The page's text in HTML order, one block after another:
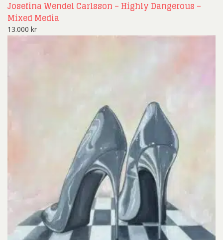
Josefina Wendel Carlsson – Highly Dangerous –
Mixed Media
13.000 kr